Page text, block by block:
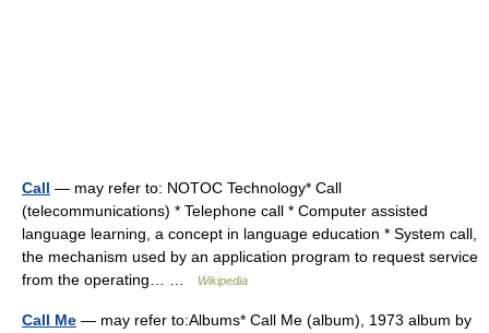
Call — may refer to: NOTOC Technology* Call
(telecommunications) * Telephone call * Computer assisted
language learning, a concept in language education * System call,
the mechanism used by an application program to request service
from the operating… …
Wikipedia
Call Me — may refer to:Albums* Call Me (album), 1973 album by